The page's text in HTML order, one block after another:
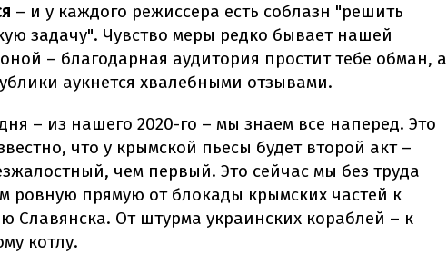
– и у каждого режиссера есть соблазн "решить
задачу". Чувство меры редко бывает нашей
– благодарная аудитория простит тебе обман, а
аукнется хвалебными отзывами.
– из нашего 2020-го – мы знаем все наперед. Это
что у крымской пьесы будет второй акт –
чем первый. Это сейчас мы без труда
ровную прямую от блокады крымских частей к
Славянска. От штурма украинских кораблей – к
котлу.